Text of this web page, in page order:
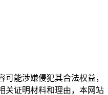
可能涉嫌侵犯其合法权益，
关证明材料和理由，本网站